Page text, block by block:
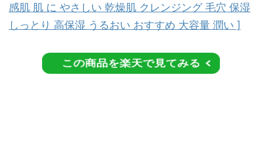
感肌 肌 に やさしい 乾燥肌 クレンジング 毛穴 保湿
しっとり 高保湿 うるおい おすすめ 大容量 潤い ]
この商品を楽天で見てみる